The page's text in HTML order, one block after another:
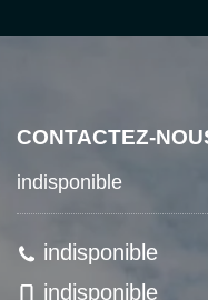
CONTACTEZ-
indisponible
indisponible
indisponible